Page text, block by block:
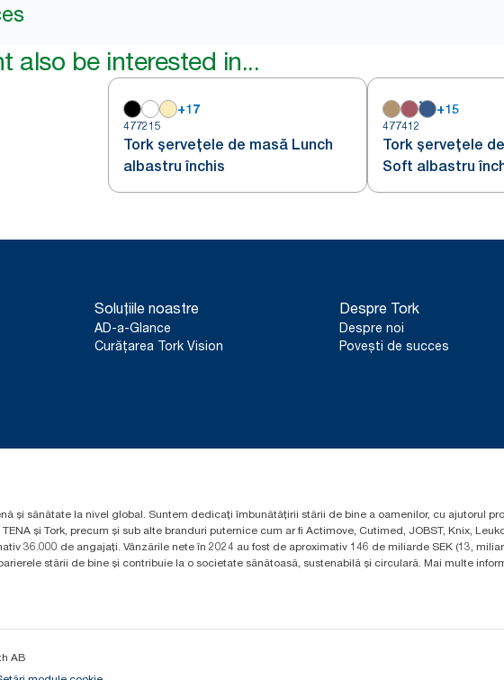
also be interested in...
+17
477215
Tork șervețele de masă Lunch
albastru închis
+15
477412
Tork șervețele
Soft albastru
Soluțiile noastre
AD-a-Glance
Curățarea Tork Vision
Despre Tork
Despre noi
Povești de succes
și sănătate la nivel global. Suntem dedicați îmbunătățirii stării de bine a oamenilor, cu ajutorul
și Tork, precum și sub alte branduri puternice cum ar fi Actimove, Cutimed, JOBST, Knix,
36.000 de angajați. Vânzările nete în 2024 au fost de aproximativ 146 de miliarde SEK (13,
stării de bine și contribuie la o societate sănătoasă, sustenabilă și circulară. Mai multe
AB